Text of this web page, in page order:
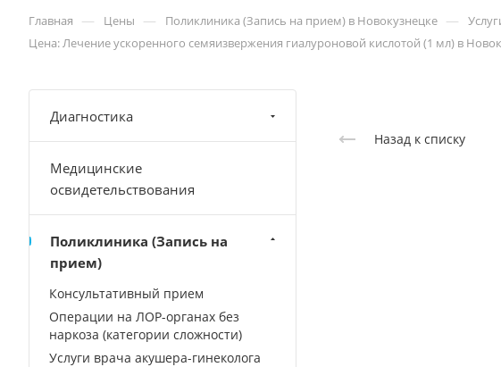
Главная — Цены — Поликлиника (Запись на прием) в Новокузнецке —
Цена: Лечение ускоренного семяизвержения гиалуроновой кислотой (1 мл) в
Назад к списку
Диагностика
Медицинские
освидетельствования
Поликлиника (Запись на
прием)
Консультативный прием
Операции на ЛОР-органах без
наркоза (категории сложности)
Услуги врача акушера-гинеколога